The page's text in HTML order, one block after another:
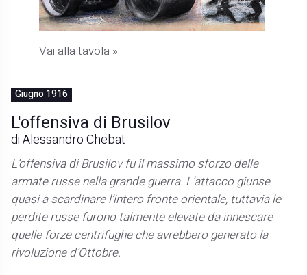
Vai alla tavola »
Giugno 1916
L'offensiva di Brusilov
di Alessandro Chebat
L’offensiva di Brusilov fu il massimo sforzo delle
armate russe nella grande guerra. L’attacco giunse
quasi a scardinare l’intero fronte orientale, tuttavia le
perdite russe furono talmente elevate da innescare
quelle forze centrifughe che avrebbero generato la
rivoluzione d’Ottobre.